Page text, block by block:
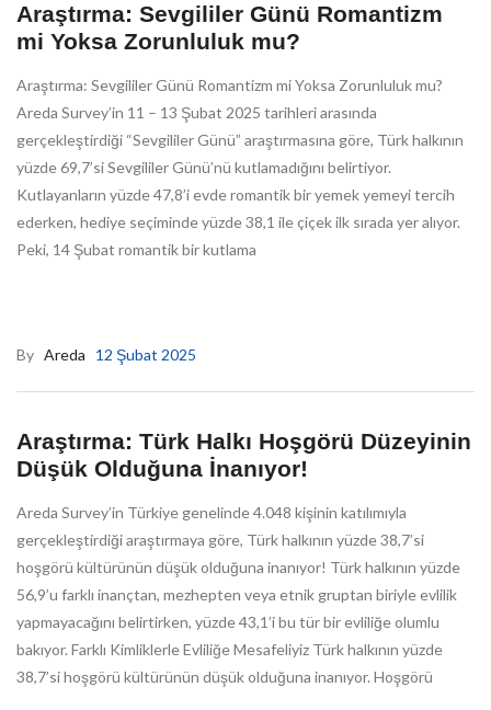
Araştırma: Sevgililer Günü Romantizm
mi Yoksa Zorunluluk mu?
Araştırma: Sevgililer Günü Romantizm mi Yoksa Zorunluluk mu?
Areda Survey’in 11 – 13 Şubat 2025 tarihleri arasında
gerçekleştirdiği “Sevgililer Günü” araştırmasına göre, Türk halkının
yüzde 69,7’si Sevgililer Günü’nü kutlamadığını belirtiyor.
Kutlayanların yüzde 47,8’i evde romantik bir yemek yemeyi tercih
ederken, hediye seçiminde yüzde 38,1 ile çiçek ilk sırada yer alıyor.
Peki, 14 Şubat romantik bir kutlama
By Areda 12 Şubat 2025
Araştırma: Türk Halkı Hoşgörü Düzeyinin
Düşük Olduğuna İnanıyor!
Areda Survey’in Türkiye genelinde 4.048 kişinin katılımıyla
gerçekleştirdiği araştırmaya göre, Türk halkının yüzde 38,7’si
hoşgörü kültürünün düşük olduğuna inanıyor! Türk halkının yüzde
56,9’u farklı inançtan, mezhepten veya etnik gruptan biriyle evlilik
yapmayacağını belirtirken, yüzde 43,1’i bu tür bir evliliğe olumlu
bakıyor. Farklı Kimliklerle Evliliğe Mesafeliyiz Türk halkının yüzde
38,7’si hoşgörü kültürünün düşük olduğuna inanıyor. Hoşgörü